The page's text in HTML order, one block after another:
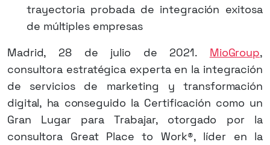
trayectoria probada de integración exitosa
de múltiples empresas
Madrid, 28 de julio de 2021. MioGroup,
consultora estratégica experta en la integración
de servicios de marketing y transformación
digital, ha conseguido la Certificación como un
Gran Lugar para Trabajar, otorgado por la
consultora Great Place to Work®, líder en la